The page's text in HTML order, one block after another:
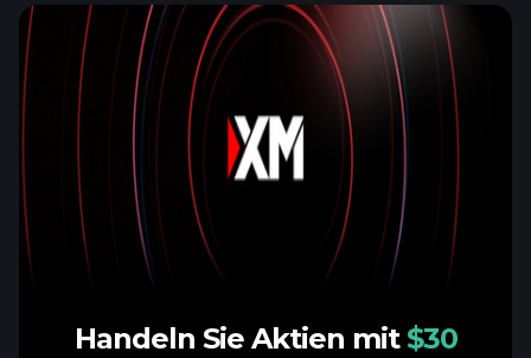
Handeln Sie Aktien mit $30